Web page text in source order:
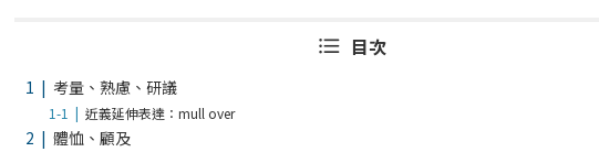
目次
考量、熟慮、研議
近義延伸表達：mull over
體恤、顧及